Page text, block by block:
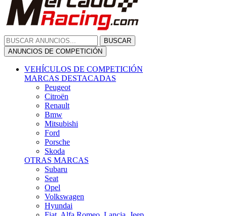
BUSCAR
ANUNCIOS DE COMPETICIÓN
VEHÍCULOS DE COMPETICIÓN
MARCAS DESTACADAS
Peugeot
Citroën
Renault
Bmw
Mitsubishi
Ford
Porsche
Skoda
OTRAS MARCAS
Subaru
Seat
Opel
Volkswagen
Hyundai